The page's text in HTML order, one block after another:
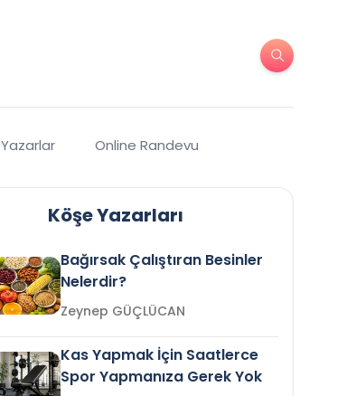
Yazarlar Online Randevu
Köşe Yazarları
Bağırsak Çalıştıran Besinler
Nelerdir?
Zeynep GÜÇLÜCAN
Kas Yapmak İçin Saatlerce
Spor Yapmanıza Gerek Yok